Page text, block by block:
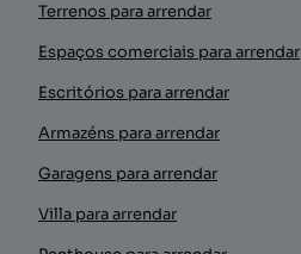
Terrenos para arrendar
Espaços comerciais para arrendar
Escritórios para arrendar
Armazéns para arrendar
Garagens para arrendar
Villa para arrendar